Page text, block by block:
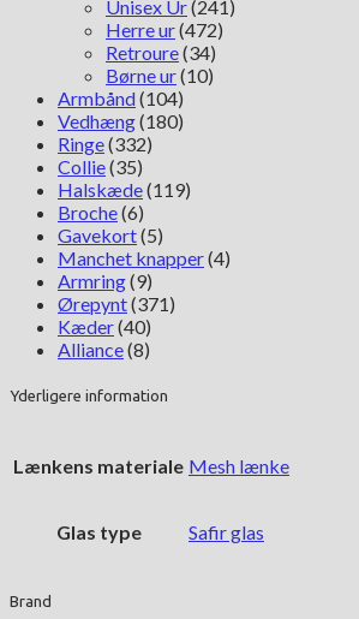
Unisex Ur(241)
Herre ur(472)
Retroure(34)
Børne ur(10)
Armbånd(104)
Vedhæng(180)
Ringe(332)
Collie(35)
Halskæde(119)
Broche(6)
Gavekort(5)
Manchet knapper(4)
Armring(9)
Ørepynt(371)
Kæder(40)
Alliance(8)
Yderligere information
Lænkens materiale Mesh lænke
Glas type Safir glas
Brand